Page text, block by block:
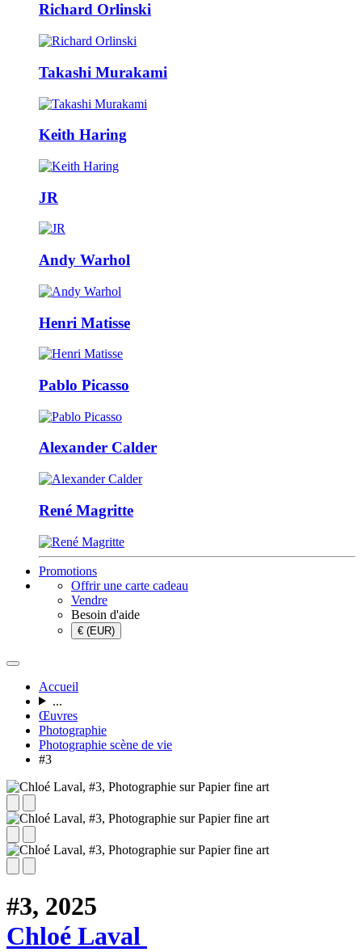
Richard Orlinski
Takashi Murakami
Keith Haring
JR
Andy Warhol
Henri Matisse
Pablo Picasso
Alexander Calder
René Magritte
Promotions
Offrir une carte cadeau
Vendre
Besoin d'aide
€ (EUR)
Accueil
...
Œuvres
Photographie
Photographie scène de vie
#3
#3, 2025
Chloé Laval